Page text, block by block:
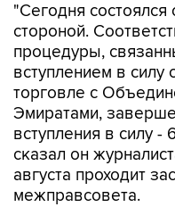
"Сегодня
стороной.
процедуры,
вступлением в
торговле с
Эмиратами,
вступления в силу -
сказал он
августа проходит
межправсовета.